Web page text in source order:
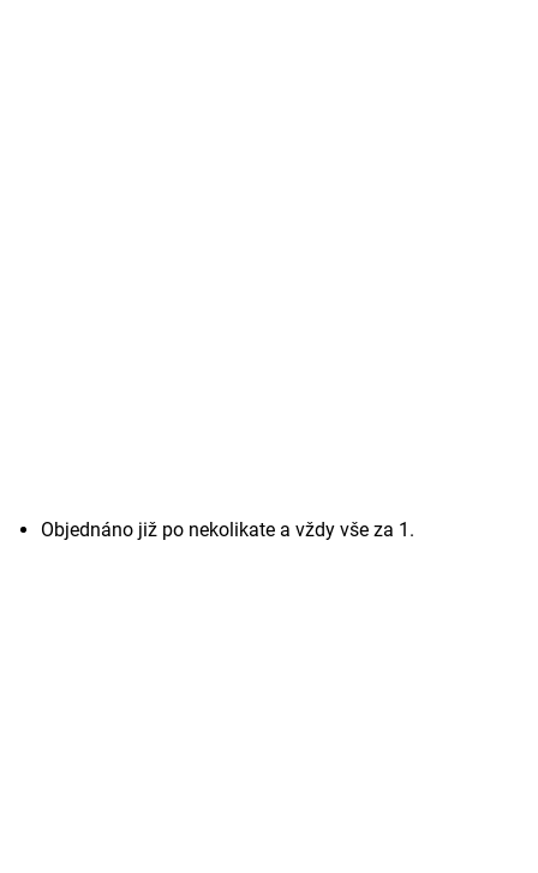
Objednáno již po nekolikate a vždy vše za 1.